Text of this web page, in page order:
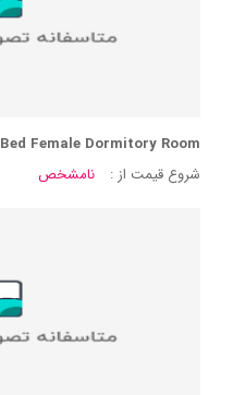
Female Dormitory Room
شروع قیمت از :
نامشخص